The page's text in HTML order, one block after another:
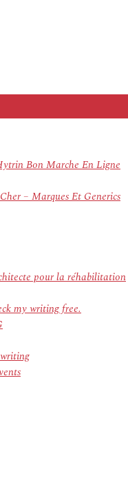
Bon Marche En Ligne
– Marques Et Generics
pour la réhabilitation
my writing free.